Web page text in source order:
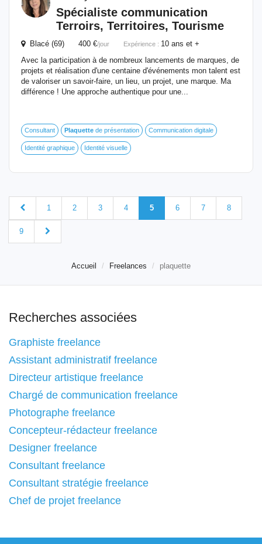
Spécialiste communication
Terroirs, Territoires, Tourisme
Blacé (69) 400 €/jour Expérience : 10 ans et +
Avec la participation à de nombreux lancements de marques, de
projets et réalisation d'une centaine d'événements mon talent est
de valoriser un savoir-faire, un lieu, un projet, une marque. Ma
différence ! Une approche authentique pour une...
Consultant Plaquette de présentation Communication digitale
Identité graphique Identité visuelle
1 2 3 4 5 6 7 8
9
Accueil Freelances plaquette
Recherches associées
Graphiste freelance
Assistant administratif freelance
Directeur artistique freelance
Chargé de communication freelance
Photographe freelance
Concepteur-rédacteur freelance
Designer freelance
Consultant freelance
Consultant stratégie freelance
Chef de projet freelance